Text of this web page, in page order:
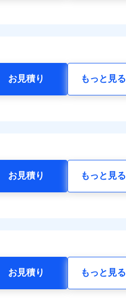
お見積り もっと見る
お見積り もっと見る
お見積り もっと見る